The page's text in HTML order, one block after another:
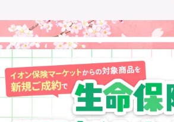
資料請求
（無料）
イオンカード会員